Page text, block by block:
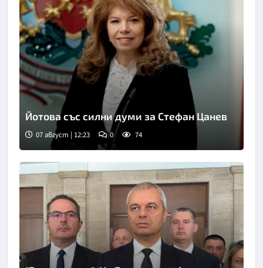
Йотова със силни думи за Стефан Цанев
07 август | 12:23 0 74